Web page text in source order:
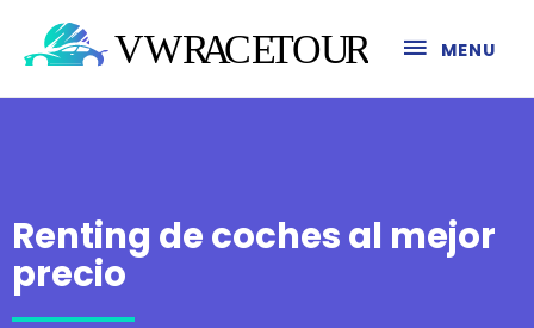
MENU
Renting de coches al mejor
precio